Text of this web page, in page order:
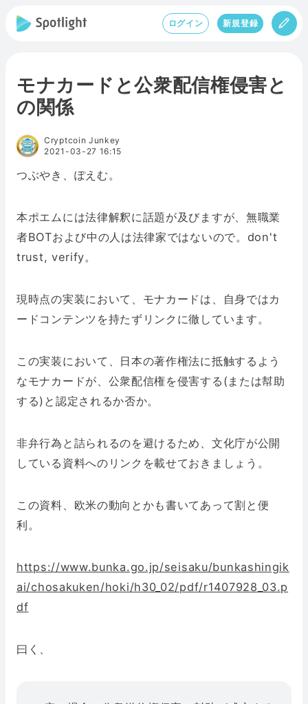
ログイン 新規登録
モナカードと公衆配信権侵害と
の関係
Cryptcoin Junkey
2021-03-27 16:15
つぶやき、ぽえむ。
本ポエムには法律解釈に話題が及びますが、無職業
者BOTおよび中の人は法律家ではないので。don't
trust, verify。
現時点の実装において、モナカードは、自身ではカ
ードコンテンツを持たずリンクに徹しています。
この実装において、日本の著作権法に抵触するよう
なモナカードが、公衆配信権を侵害する(または幇助
する)と認定されるか否か。
非弁行為と詰られるのを避けるため、文化庁が公開
している資料へのリンクを載せておきましょう。
この資料、欧米の動向とかも書いてあって割と便
利。
https://www.bunka.go.jp/seisaku/bunkashingik
ai/chosakuken/hoki/h30_02/pdf/r1407928_03.p
df
曰く、